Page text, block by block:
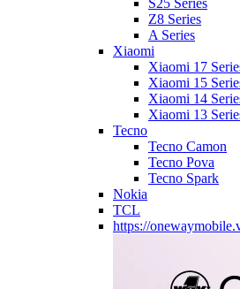
S25 Series
Z8 Series
A Series
Xiaomi
Xiaomi 17
Xiaomi 15
Xiaomi 14
Xiaomi 13
Tecno
Tecno Camon
Tecno Pova
Tecno Spark
Nokia
TCL
https://